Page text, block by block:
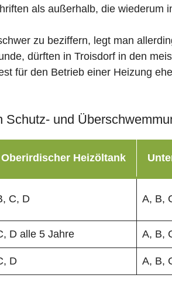
als außerhalb, die wiederum
zu beziffern, legt man
dürften in Troisdorf in den
für den Betrieb einer Heizung
Schutz- und
Oberirdischer Heizöltank
C, D A, B,
D alle 5 Jahre A, B,
D A, B,